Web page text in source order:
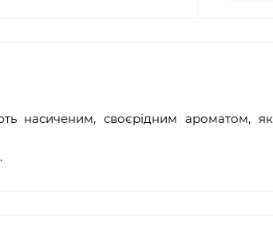
насиченим, своєрідним ароматом,